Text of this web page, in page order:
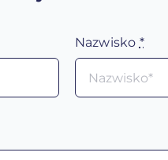
Nazwisko *